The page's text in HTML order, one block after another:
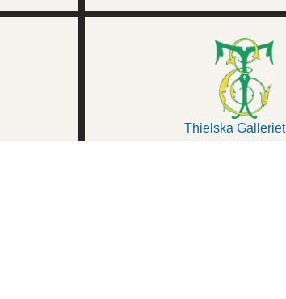
Thielska Galleriet